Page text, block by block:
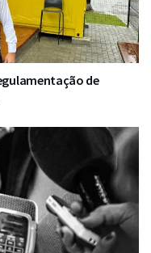
de